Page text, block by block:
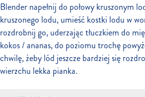
Blender napełnij do połowy kruszonym
kruszonego lodu, umieść kostki lodu w
rozdrobnij go, uderzając tłuczkiem do
kokos / ananas, do poziomu trochę
chwilę, żeby lód jeszcze bardziej się
wierzchu lekka pianka.